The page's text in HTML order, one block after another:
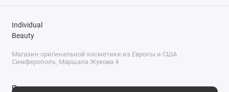
Individual
Beauty
Магазин оригинальной косметики из Европы и США
Симферополь, Маршала Жукова 4
Поддержка